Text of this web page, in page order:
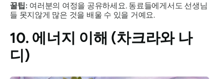
꿀팁: 여러분의 여정을 공유하세요. 동료들에게서도 선생님
들 못지않게 많은 것을 배울 수 있을 거예요.
10. 에너지 이해 (차크라와 나
디)